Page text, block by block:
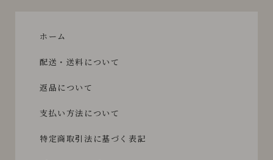
ホーム
配送・送料について
返品について
支払い方法について
特定商取引法に基づく表記